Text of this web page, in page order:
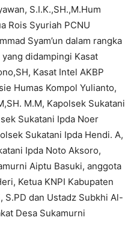
S.I.K.,SH.,M.Hum
Rois Syuriah PCNU
Syam’un dalam rangka
didampingi Kasat
Kasat Intel AKBP
Humas Kompol Yulianto,
M.M, Kapolsek Sukatani
Sukatani Ipda Noer
Sukatani Ipda Hendi. A,
Ipda Noto Aksoro,
Aiptu Basuki, anggota
Ketua KNPI Kabupaten
S.PD dan Ustadz Subkhi Al-
Desa Sukamurni